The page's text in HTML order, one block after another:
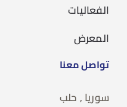
الفعاليات
المعرض
تواصل معنا
سوريا , حلب